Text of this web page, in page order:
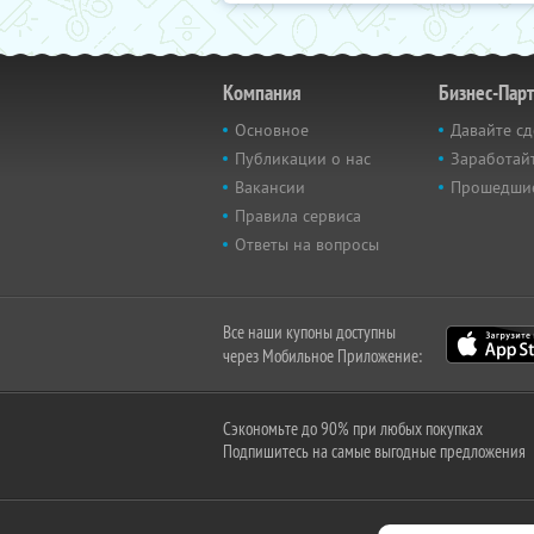
Компания
Основное
Публикации о нас
Вакансии
Правила сервиса
Ответы на вопросы
Бизнес-
Давайте
Все наши купоны доступны
через Мобильное Приложение:
Сэкономьте до 90% при любых покупках
Подпишитесь на самые выгодные предложения